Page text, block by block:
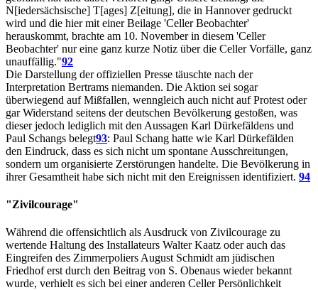
N[iedersächsische] T[ages] Z[eitung], die in Hannover gedruckt
wird und die hier mit einer Beilage 'Celler Beobachter'
herauskommt, brachte am 10. November in diesem 'Celler
Beobachter' nur eine ganz kurze Notiz über die Celler Vorfälle, ganz
unauffällig."92
Die Darstellung der offiziellen Presse täuschte nach der
Interpretation Bertrams niemanden. Die Aktion sei sogar
überwiegend auf Mißfallen, wenngleich auch nicht auf Protest oder
gar Widerstand seitens der deutschen Bevölkerung gestoßen, was
dieser jedoch lediglich mit den Aussagen Karl Dürkefäldens und
Paul Schangs belegt93: Paul Schang hatte wie Karl Dürkefälden
den Eindruck, dass es sich nicht um spontane Ausschreitungen,
sondern um organisierte Zerstörungen handelte. Die Bevölkerung in
ihrer Gesamtheit habe sich nicht mit den Ereignissen identifiziert. 94
"Zivilcourage"
Während die offensichtlich als Ausdruck von Zivilcourage zu
wertende Haltung des Installateurs Walter Kaatz oder auch das
Eingreifen des Zimmerpoliers August Schmidt am jüdischen
Friedhof erst durch den Beitrag von S. Obenaus wieder bekannt
wurde, verhielt es sich bei einer anderen Celler Persönlichkeit